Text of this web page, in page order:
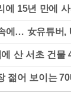
에 15년 만에
에… 女유튜버,
산 서초 건물